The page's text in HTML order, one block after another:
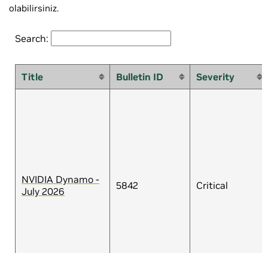
olabilirsiniz.
Search:
Title Bulletin ID Severity
NVIDIA Dynamo -
July 2026
5842 Critical